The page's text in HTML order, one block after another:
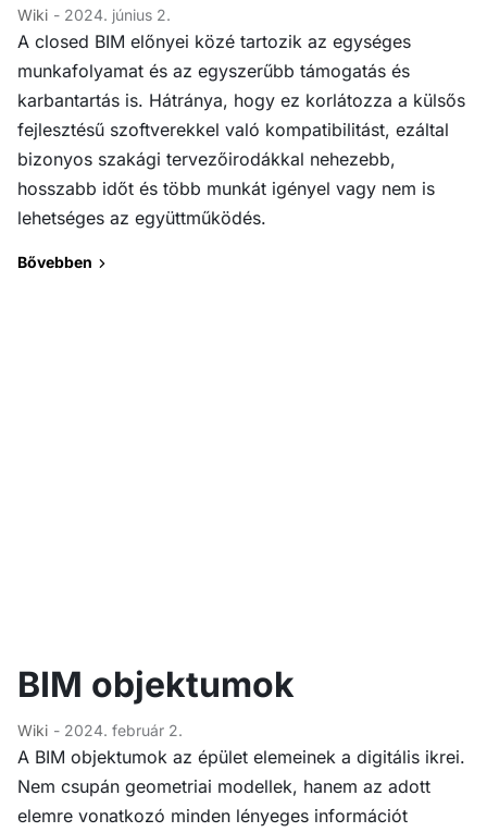
Wiki - 2024. június 2.
A closed BIM előnyei közé tartozik az egységes
munkafolyamat és az egyszerűbb támogatás és
karbantartás is. Hátránya, hogy ez korlátozza a külsős
fejlesztésű szoftverekkel való kompatibilitást, ezáltal
bizonyos szakági tervezőirodákkal nehezebb,
hosszabb időt és több munkát igényel vagy nem is
lehetséges az együttműködés.
Bővebben
BIM objektumok
Wiki - 2024. február 2.
A BIM objektumok az épület elemeinek a digitális ikrei.
Nem csupán geometriai modellek, hanem az adott
elemre vonatkozó minden lényeges információt